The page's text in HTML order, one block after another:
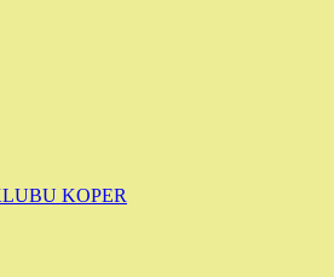
KOPER